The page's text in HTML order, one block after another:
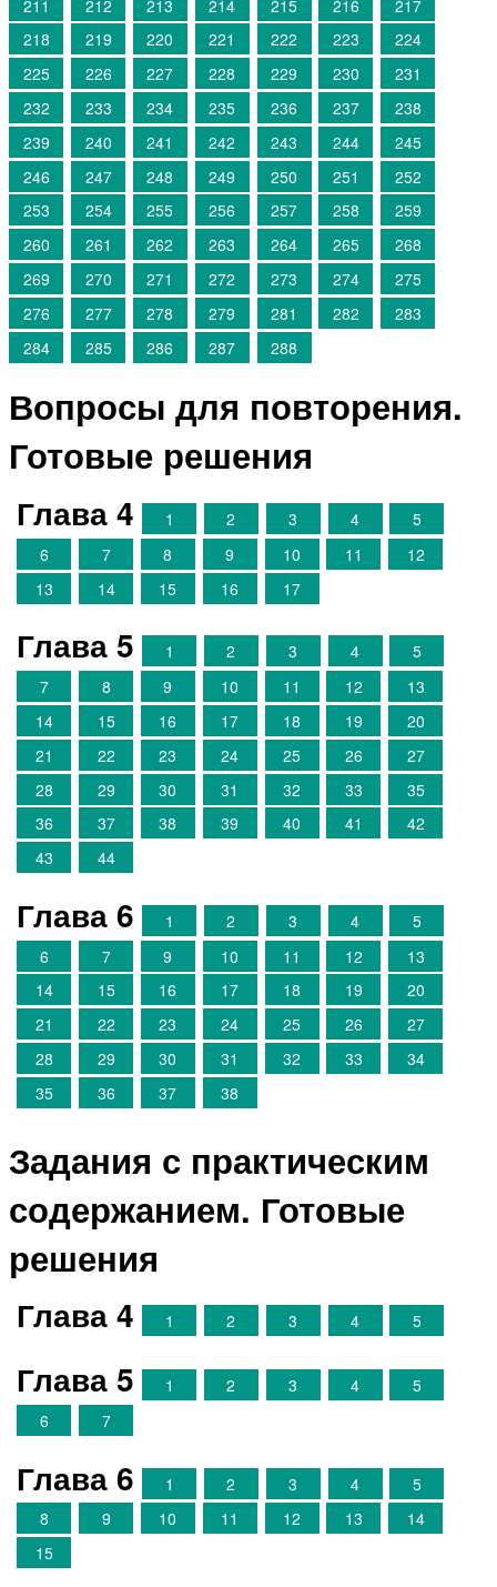
211
212 213 214 215 216
217
218
219 220 221 222 223
224
225
226 227 228 229 230
231
232
233 234 235 236 237
238
239
240 241 242 243 244
245
246
247 248 249 250 251
252
253
254 255 256 257 258
259
260
261 262 263 264 265
268
269
270 271 272 273 274
275
276
277 278 279 281 282
283
284
285 286 287 288
Вопросы для повторения.
Готовые решения
Глава 4 1 2 3 4
5
6
7 8 9 10 11
12
13
14 15 16 17
Глава 5 1 2 3 4
5
7
8 9 10 11 12
13
14
15 16 17 18 19
20
21
22 23 24 25 26
27
28
29 30 31 32 33
35
36
37 38 39 40 41
42
43
44
Глава 6 1 2 3 4
5
6
7 9 10 11 12
13
14
15 16 17 18 19
20
21
22 23 24 25 26
27
28
29 30 31 32 33
34
35
36 37 38
Задания с практическим
содержанием. Готовые
решения
Глава 4 1 2 3 4 5
Глава 5 1 2 3 4
5
6
7
Глава 6 1 2 3 4
5
8
9 10 11 12 13
14
15